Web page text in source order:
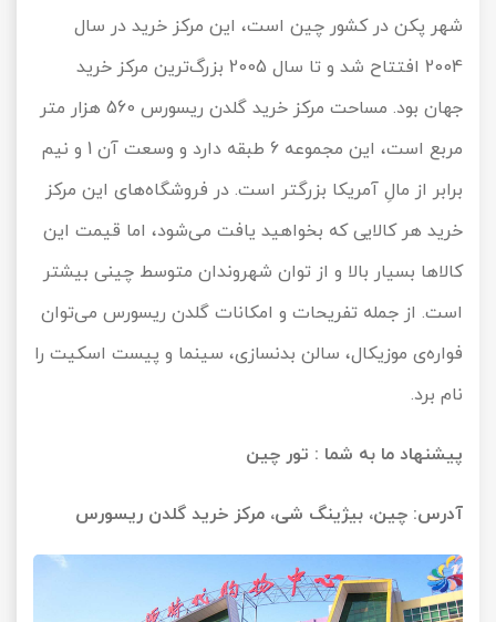
شهر پکن در کشور چین است، این مرکز خرید در سال
2004 افتتاح شد و تا سال 2005 بزرگ‌ترین مرکز خرید
جهان بود. مساحت مرکز خرید گلدن ریسورس 560 هزار متر
مربع است، این مجموعه 6 طبقه دارد و وسعت آن 1 و نیم
برابر از مالِ آمریکا بزرگتر است. در فروشگاه‌های این مرکز
خرید هر کالایی که بخواهید یافت می‌شود، اما قیمت این
کالاها بسیار بالا و از توان شهروندان متوسط چینی بیشتر
است. از جمله تفریحات و امکانات گلدن ریسورس می‌توان
فواره‌ی موزیکال، سالن بدنسازی، سینما و پیست اسکیت را
نام برد.
پیشنهاد ما به شما : تور چین
آدرس: چین، بیژینگ شی، مرکز خرید گلدن ریسورس